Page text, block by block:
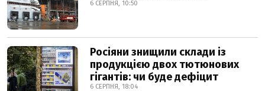
6 СЕРПНЯ, 10:50
Росіяни знищили склади із
продукцією двох тютюнових
гігантів: чи буде дефіцит
6 СЕРПНЯ, 18:04